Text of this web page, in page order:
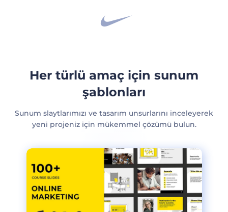
Her türlü amaç için sunum
şablonları
Sunum slaytlarımızı ve tasarım unsurlarını inceleyerek
yeni projeniz için mükemmel çözümü bulun.